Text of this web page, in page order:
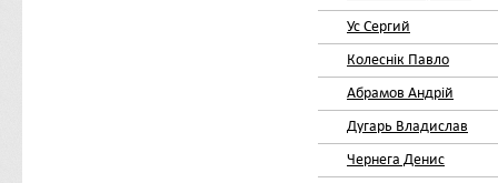
Ус Сергий
Колеснік Павло
Абрамов Андрій
Дугарь Владислав
Чернега Денис